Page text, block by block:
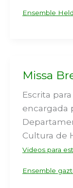
Ensemble
Missa
Escrita
encargada
Cultura de
Videos para
Ensemble